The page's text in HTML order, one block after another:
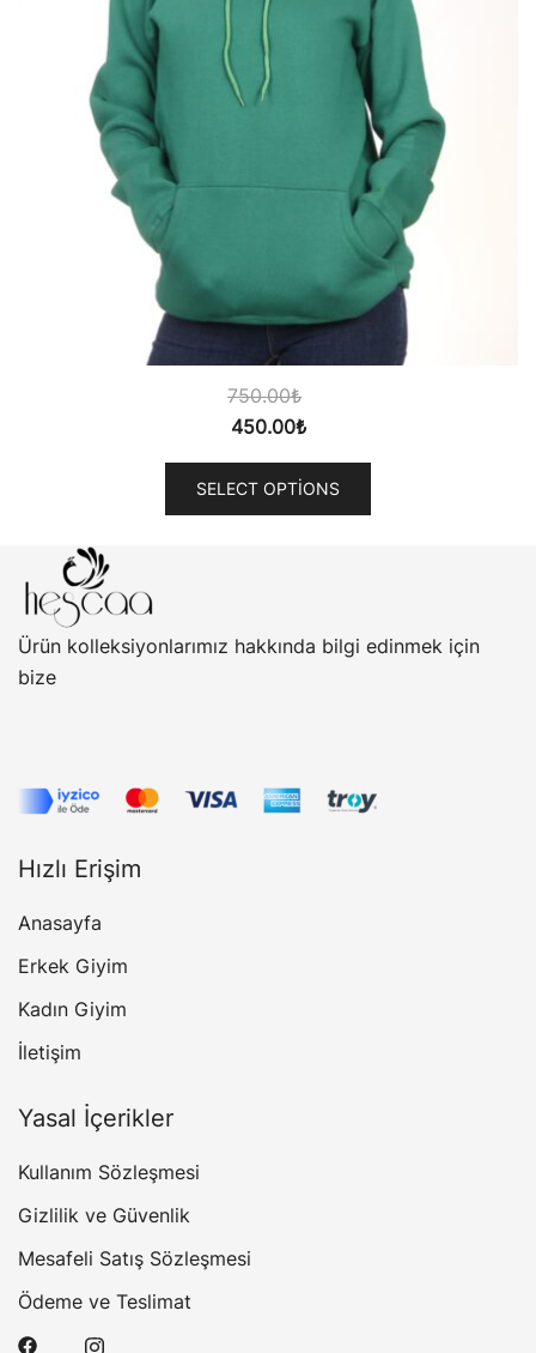
750.00₺
450.00₺
SELECT OPTIONS
Ürün kolleksiyonlarımız hakkında bilgi edinmek için
bize
Hızlı Erişim
Anasayfa
Erkek Giyim
Kadın Giyim
İletişim
Yasal İçerikler
Kullanım Sözleşmesi
Gizlilik ve Güvenlik
Mesafeli Satış Sözleşmesi
Ödeme ve Teslimat